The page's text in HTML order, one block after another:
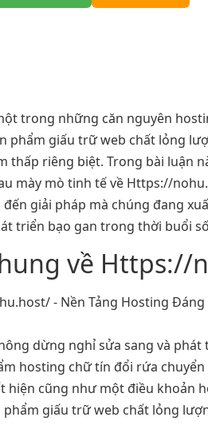
trong những căn nguyên
phẩm giấu trữ web chất lỏng
thấp riêng biệt. Trong bài luận
mày mò tinh tế về Https://
giải pháp mà chúng đang
triển bạo gan trong thời buổi
về Https://
dừng nghỉ sửa sang và
hosting chữ tín đổi rứa
hiện cũng như một điều khoản
phẩm giấu trữ web chất lỏng